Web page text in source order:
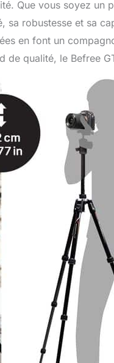
Que vous soyez un
sa robustesse et sa
en font un
de qualité, le Befree